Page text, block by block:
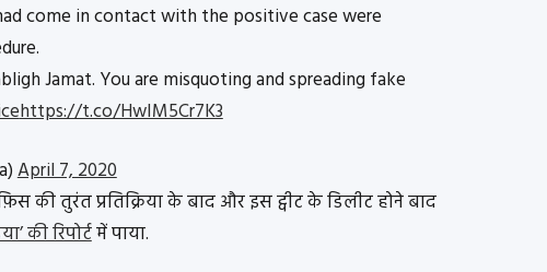
come in contact with the positive case were
Jamat. You are misquoting and spreading fake
https://t.co/HwIM5Cr7K3
April 7, 2020
की तुरंत प्रतिक्रिया के बाद और इस ट्वीट के डिलीट होने बाद
की रिपोर्टमें पाया.